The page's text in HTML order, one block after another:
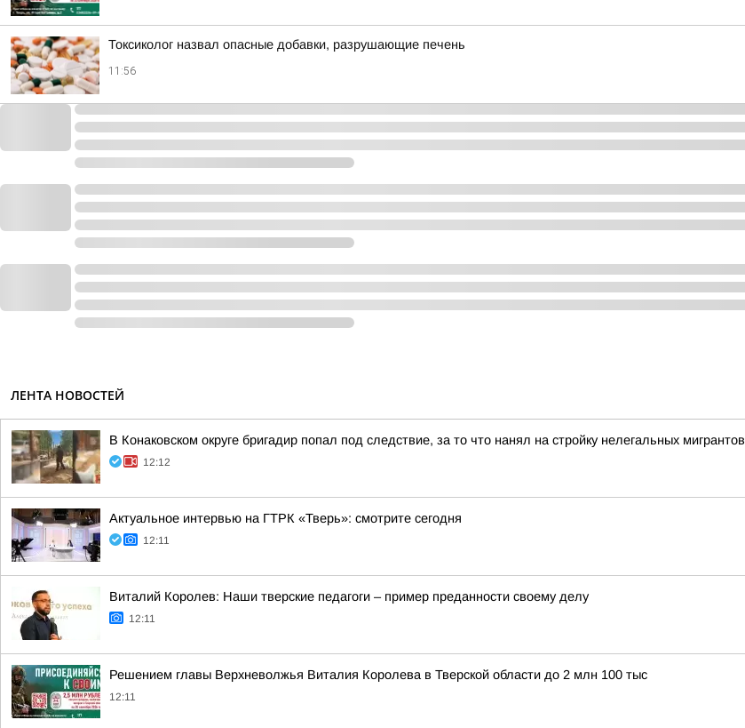
Токсиколог назвал опасные добавки, разрушающие печень
11:56
ЛЕНТА НОВОСТЕЙ
В Конаковском округе бригадир попал под следствие, за то что нанял на стройку нелегальных мигрантов
12:12
Актуальное интервью на ГТРК «Тверь»: смотрите сегодня
12:11
Виталий Королев: Наши тверские педагоги – пример преданности своему делу
12:11
Решением главы Верхневолжья Виталия Королева в Тверской области до 2 млн 100 тыс
12:11